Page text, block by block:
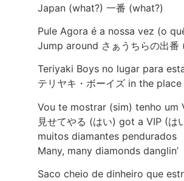
Japan (what?) 一番 (what?)
Pule Agora é a nossa vez (o
Jump around さぁうちらの出番
Teriyaki Boys no lugar para
テリヤキ・ボーイズ in the
Vou te mostrar (sim) tenho um
見せてやる (はい) got a VIP (は
muitos diamantes pendurados
Many, many diamonds danglin’
Saco cheio de dinheiro que